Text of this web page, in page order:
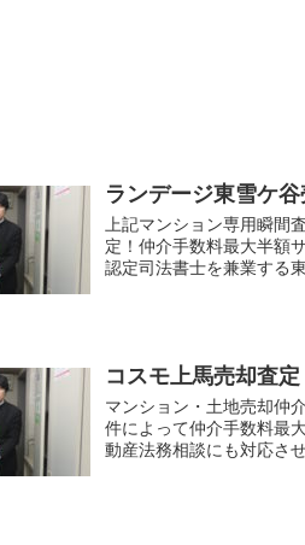
ランデージ東雪ケ
上記マンション専用瞬間
定！仲介手数料最大半額
認定司法書士を兼業する
コスモ上馬売却査定
マンション・土地売却仲
件によって仲介手数料最
動産法務相談にも対応さ